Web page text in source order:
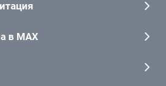
в MAX